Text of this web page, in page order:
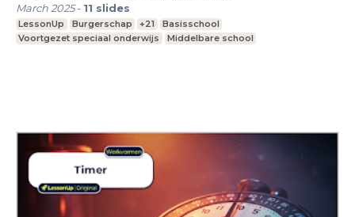
March 2025- 11 slides
LessonUp Burgerschap +21
Basisschool
Voortgezet speciaal onderwijs
Middelbare school